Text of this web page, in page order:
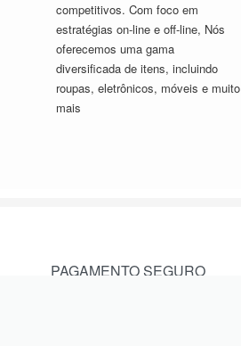
competitivos. Com foco em
estratégias on-line e off-line, Nós
oferecemos uma gama
diversificada de itens, incluindo
roupas, eletrônicos, móveis e muito
mais
PAGAMENTO SEGURO